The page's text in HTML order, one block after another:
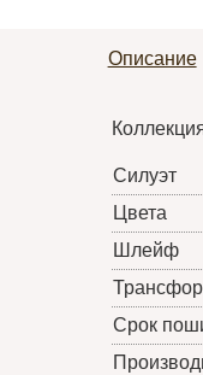
Описание
Силуэт
Цвета
Шлейф
Срок